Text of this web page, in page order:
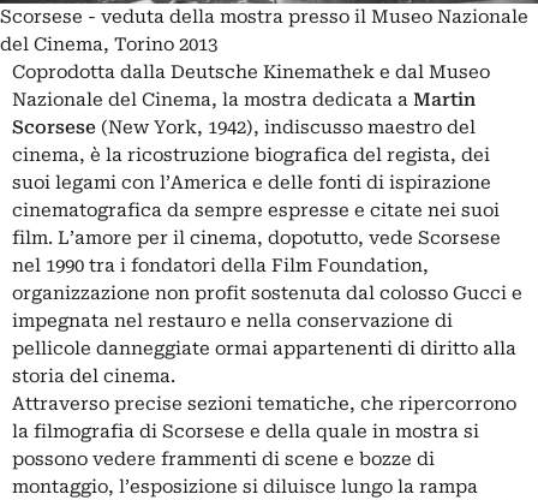
Scorsese - veduta della mostra presso il Museo Nazionale
del Cinema, Torino 2013
Coprodotta dalla Deutsche Kinemathek e dal Museo
Nazionale del Cinema, la mostra dedicata a Martin
Scorsese (New York, 1942), indiscusso maestro del
cinema, è la ricostruzione biografica del regista, dei
suoi legami con l’America e delle fonti di ispirazione
cinematografica da sempre espresse e citate nei suoi
film. L’amore per il cinema, dopotutto, vede Scorsese
nel 1990 tra i fondatori della Film Foundation,
organizzazione non profit sostenuta dal colosso Gucci e
impegnata nel restauro e nella conservazione di
pellicole danneggiate ormai appartenenti di diritto alla
storia del cinema.
Attraverso precise sezioni tematiche, che ripercorrono
la filmografia di Scorsese e della quale in mostra si
possono vedere frammenti di scene e bozze di
montaggio, l’esposizione si diluisce lungo la rampa